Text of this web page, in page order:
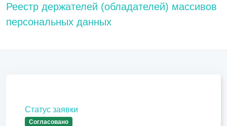
Реестр держателей (обладателей) массивов
персональных данных
Статус заявки
Согласовано